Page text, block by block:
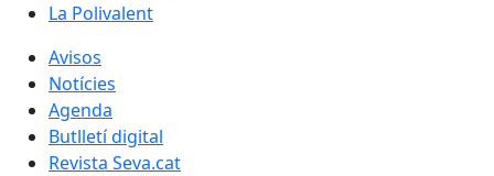
La Polivalent
Avisos
Notícies
Agenda
Butlletí digital
Revista Seva.cat